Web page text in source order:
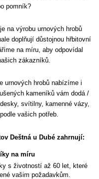
pomník?
na výrobu urnových hrobů
doplňují důstojnou hřbitovní
na míru, aby odpovídal
zákazníků.
urnových hrobů nabízíme i
kameníků vám dodá /
svítilny, kamenné vázy,
vašich potřeb.
Deštná u Dubé zahrnují:
na míru
s životností až 60 let, které
vašim požadavkům.